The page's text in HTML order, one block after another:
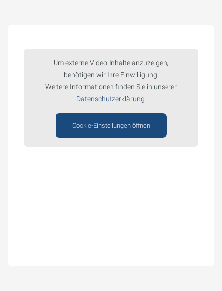
Um externe Video-Inhalte anzuzeigen,
benötigen wir Ihre Einwilligung.
Weitere Informationen finden Sie in unserer
Datenschutzerklärung.
Cookie-Einstellungen öffnen